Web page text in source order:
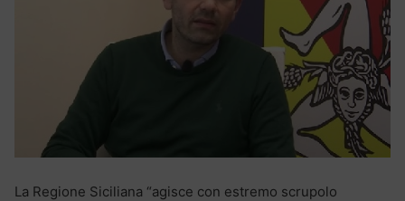
La Regione Siciliana “agisce con estremo scrupolo